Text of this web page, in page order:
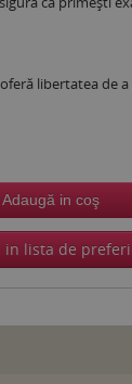
libertatea de
Adaugă in coş
in lista de